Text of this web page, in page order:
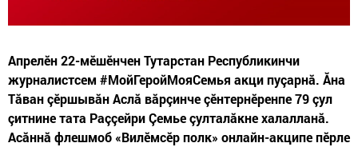
Апрелӗн 22-мӗшӗнчен Тутарстан Республикинчи
журналистсем #МойГеройМояСемья акци пуçарнă. Ăна
Тăван çӗршывăн Аслă вăрçинче çӗнтернӗренпе 79 çул
çитнине тата Раççейри Çемье çулталăкне халалланă.
Асăннă флешмоб «Вилӗмсӗр полк» онлайн-акципе пӗрле